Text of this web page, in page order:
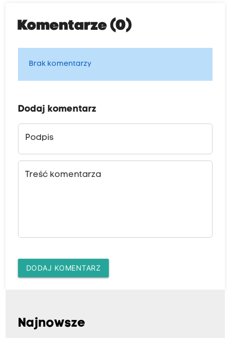
Komentarze (0)
Brak komentarzy
Dodaj komentarz
Podpis
Treść komentarza
DODAJ KOMENTARZ
Najnowsze